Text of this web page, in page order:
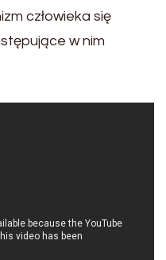
człowieka się
w nim